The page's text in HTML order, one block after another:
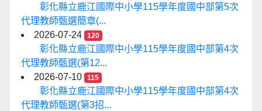
彰化縣立鹿江國際中小學115學年度國中部第5次
代理教師甄選簡章(...
2026-07-24
120
彰化縣立鹿江國際中小學115學年度國中部第4次
代理教師甄選(第12...
2026-07-10
115
彰化縣立鹿江國際中小學115學年度國中部第4次
代理教師甄選(第3招...